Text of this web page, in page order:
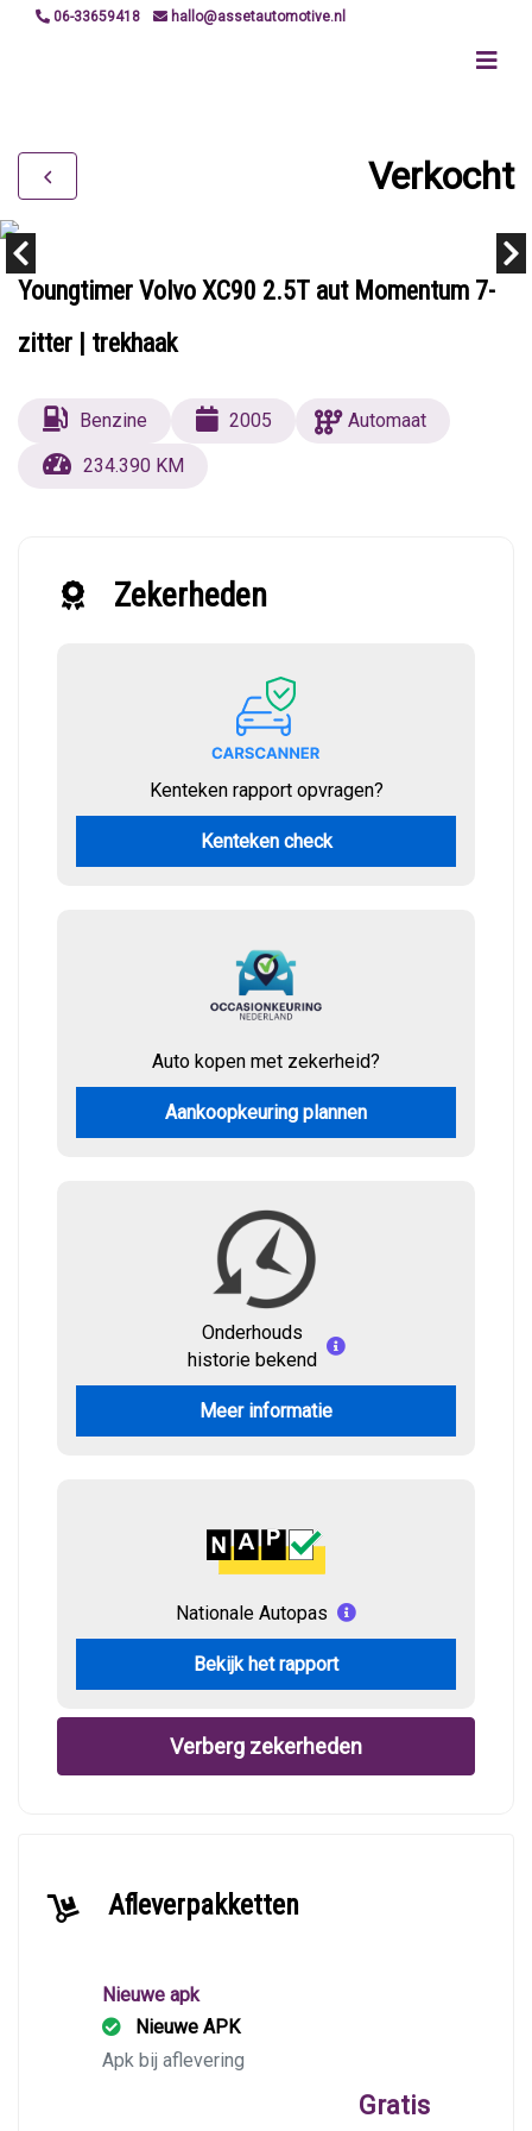
06-33659418 hallo@assetautomotive.nl
Verkocht
Youngtimer Volvo XC90 2.5T aut Momentum 7-
zitter | trekhaak
Benzine 2005
Automaat
234.390 KM
Zekerheden
Kenteken rapport opvragen?
Kenteken check
Auto kopen met zekerheid?
Aankoopkeuring plannen
Onderhouds
historie bekend
Meer informatie
Nationale Autopas
Bekijk het rapport
Verberg zekerheden
Afleverpakketten
Nieuwe apk
Nieuwe APK
Apk bij aflevering
Gratis